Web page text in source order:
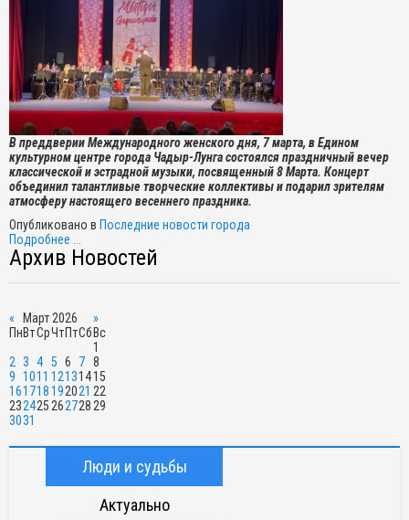
В преддверии Международного женского дня, 7 марта, в Едином
культурном центре города Чадыр-Лунга состоялся праздничный вечер
классической и эстрадной музыки, посвященный 8 Марта. Концерт
объединил талантливые творческие коллективы и подарил зрителям
атмосферу настоящего весеннего праздника.
Опубликовано в Последние новости города
Подробнее ...
Архив Новостей
« Март 2026
»
ПнВтСрЧтПтСбВс
1
2 3 4 5 6 7 8
9 1011 12131415
161718192021 22
232425 262728 29
3031
Люди и судьбы
Актуально